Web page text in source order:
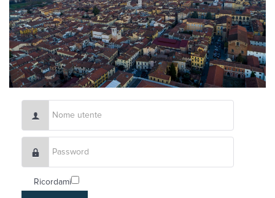
Nome utente
Password
Ricordami